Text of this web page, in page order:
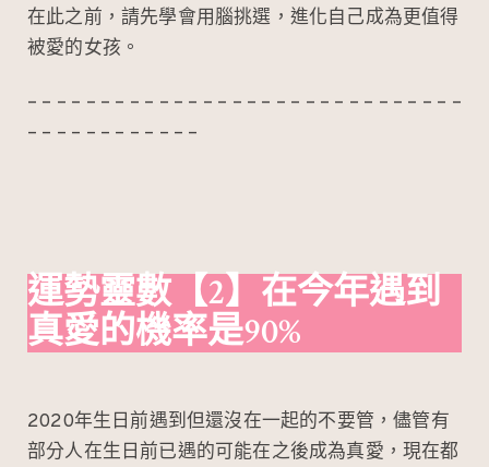
在此之前，請先學會用腦挑選，進化自己成為更值得
被愛的女孩。
– – – – – – – – – – – – – – – – – – – – – – – – – – – – – –
– – – – – – – – – – – –
運勢靈數【2】在今年遇到
真愛的機率是90%
2020年生日前遇到但還沒在一起的不要管，儘管有
部分人在生日前已遇的可能在之後成為真愛，現在都